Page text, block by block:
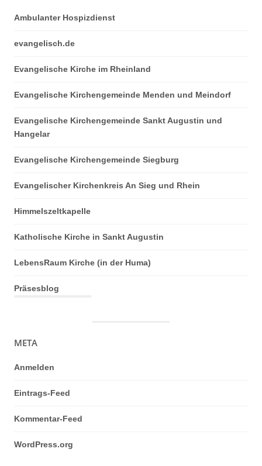
Ambulanter Hospizdienst
evangelisch.de
Evangelische Kirche im Rheinland
Evangelische Kirchengemeinde Menden und Meindorf
Evangelische Kirchengemeinde Sankt Augustin und
Hangelar
Evangelische Kirchengemeinde Siegburg
Evangelischer Kirchenkreis An Sieg und Rhein
Himmelszeltkapelle
Katholische Kirche in Sankt Augustin
LebensRaum Kirche (in der Huma)
Präsesblog
META
Anmelden
Eintrags-Feed
Kommentar-Feed
WordPress.org